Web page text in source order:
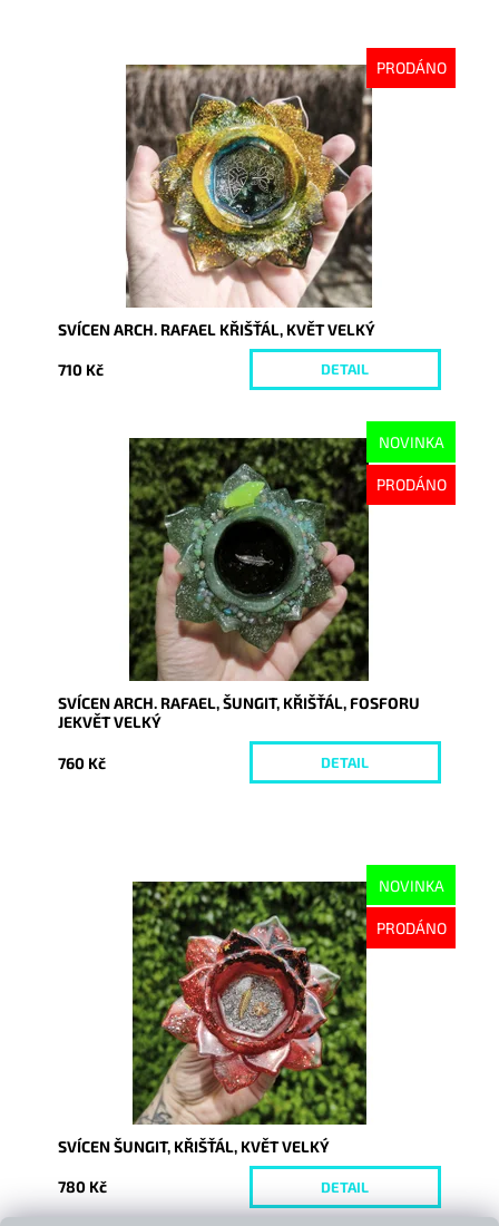
PRODÁNO
Dostupnost:
Vyprodáno
10634
SVÍCEN ARCH. RAFAEL KŘIŠŤÁL, KVĚT VELKÝ
710 Kč DETAIL
NOVINKA
PRODÁNO
Dostupnost:
Vyprodáno
10665
SVÍCEN ARCH. RAFAEL, ŠUNGIT, KŘIŠŤÁL, FOSFORU
JEKVĚT VELKÝ
760 Kč DETAIL
NOVINKA
PRODÁNO
Dostupnost:
Vyprodáno
10667
SVÍCEN ŠUNGIT, KŘIŠŤÁL, KVĚT VELKÝ
780 Kč DETAIL